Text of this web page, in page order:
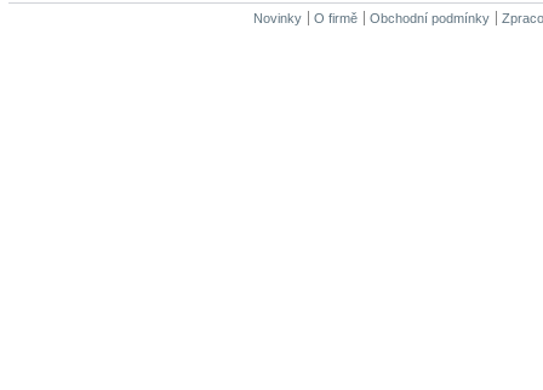
Novinky O firmě Obchodní podmínky